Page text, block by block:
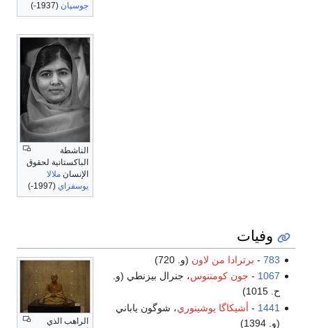
جوسپان (1937-)
الناشطة
الباكستانية لحقوق
الإنسان ملالا
يوسفزاي (1997-)
وفيات
الراهب الذي
783
- برترادا من لاون (و. 720)
1067
- جون كومننوس، جنرال بيزنطي (و.
ح. 1015)
1441
- أشيكاگا يوشينوري، شوگون ياباني
(و. 1394)